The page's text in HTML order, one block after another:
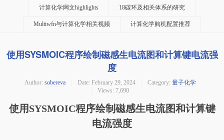
计算化学网文highlights 18碳环及相关体系的研究
Multiwfn与计算化学相关视频 计算化学购机配置推荐
使用SYSMOIC程序绘制磁感生电流图和计算键电流强
度
Author: sobereva Date: February 29, 2024 Category: 量子化学
Views: 7,690
使用SYSMOIC程序绘制磁感生电流图和计算键
电流强度